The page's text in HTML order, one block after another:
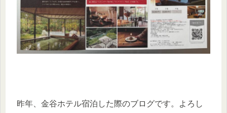
昨年、金谷ホテル宿泊した際のブログです。よろし